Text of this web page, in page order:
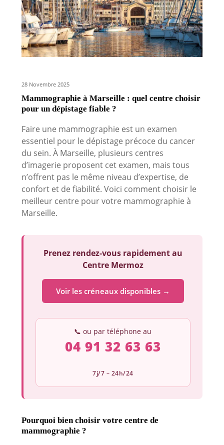
28 Novembre 2025
Mammographie à Marseille : quel centre choisir
pour un dépistage fiable ?
Faire une mammographie est un examen
essentiel pour le dépistage précoce du cancer
du sein. À Marseille, plusieurs centres
d’imagerie proposent cet examen, mais tous
n’offrent pas le même niveau d’expertise, de
confort et de fiabilité. Voici comment choisir le
meilleur centre pour votre mammographie à
Marseille.
Prenez rendez-vous rapidement au
Centre Mermoz
Voir les créneaux disponibles →
📞 ou par téléphone au
04 91 32 63 63
7j/7 – 24h/24
Pourquoi bien choisir votre centre de
mammographie ?